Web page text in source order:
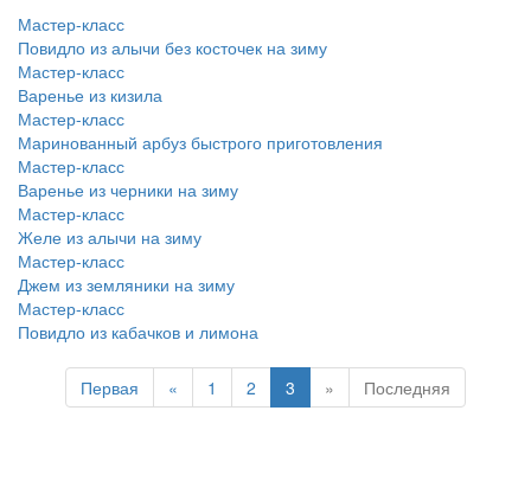
Мастер-класс
Повидло из алычи без косточек на зиму
Мастер-класс
Варенье из кизила
Мастер-класс
Маринованный арбуз быстрого приготовления
Мастер-класс
Варенье из черники на зиму
Мастер-класс
Желе из алычи на зиму
Мастер-класс
Джем из земляники на зиму
Мастер-класс
Повидло из кабачков и лимона
Первая « 1 2 3 » Последняя